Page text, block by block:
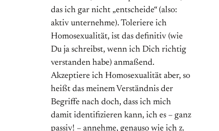
das ich gar nicht „entscheide“ (also:
aktiv unternehme). Toleriere ich
Homosexualität, ist das definitiv (wie
Du ja schreibst, wenn ich Dich richtig
verstanden habe) anmaßend.
Akzeptiere ich Homosexualität aber, so
heißt das meinem Verständnis der
Begriffe nach doch, dass ich mich
damit identifizieren kann, ich es – ganz
passiv! – annehme, genauso wie ich z.